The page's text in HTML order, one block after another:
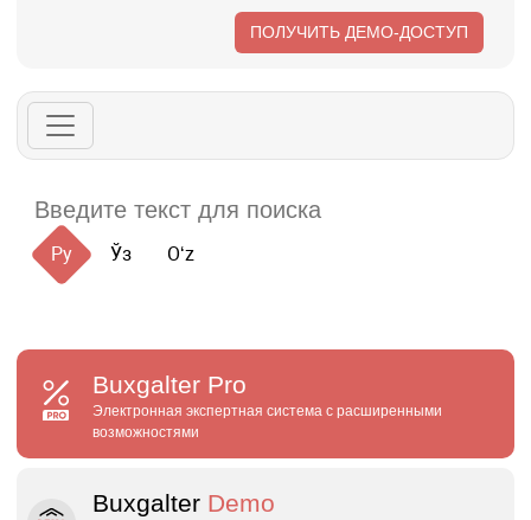
ПОЛУЧИТЬ ДЕМО-ДОСТУП
Ру Ўз Oʻz
Buxgalter Pro
Электронная экспертная система с расширенными
возможностями
Buxgalter Demo